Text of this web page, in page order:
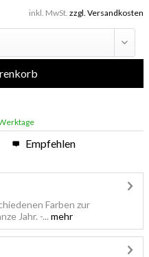
inkl. MwSt. zzgl. Versandkosten
Empfehlen
Farben zur
Jahr. -... mehr